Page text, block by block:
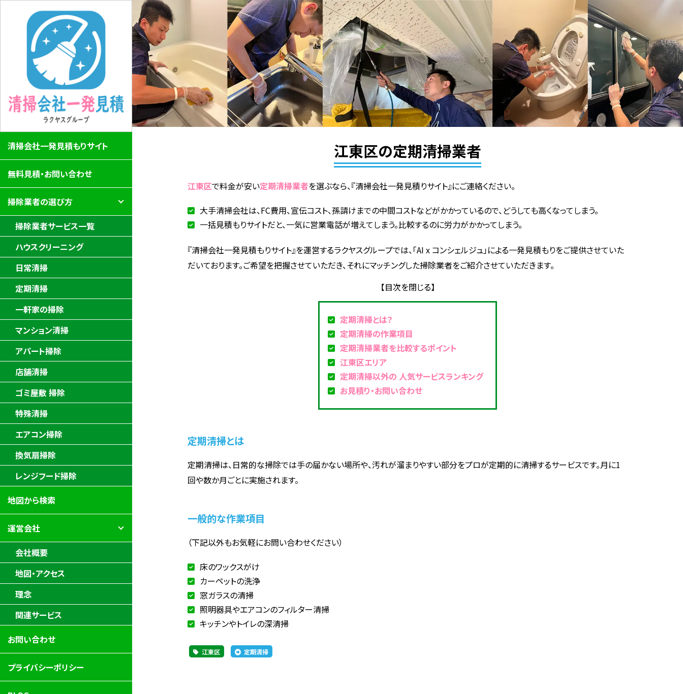
江東区の定期清掃業者
江東区で料金が安い定期清掃業者を選ぶなら、『清掃会社一発見積りサイト』にご連絡ください。
大手清掃会社は、FC費用、宣伝コスト、孫請けまでの中間コストなどがかかっているので、どうしても高くなってしまう。
一括見積もりサイトだと、一気に営業電話が増えてしまう。比較するのに労力がかかってしまう。
『清掃会社一発見積もりサイト』を運営するラクヤスグループでは、「AI x コンシェルジュ」による一発見積もりをご提供させていた
だいております。ご希望を把握させていただき、それにマッチングした掃除業者をご紹介させていただきます。
定期清掃とは？
定期清掃の作業項目
定期清掃業者を比較するポイント
江東区エリア
定期清掃以外の 人気サービスランキング
お見積り・お問い合わせ
定期清掃とは
定期清掃は、日常的な掃除では手の届かない場所や、汚れが溜まりやすい部分をプロが定期的に清掃するサービスです。月に1
回や数か月ごとに実施されます。
一般的な作業項目
（下記以外もお気軽にお問い合わせください）
床のワックスがけ
カーペットの洗浄
窓ガラスの清掃
照明器具やエアコンのフィルター清掃
キッチンやトイレの深清掃
江東区 定期清掃
清掃会社一発見積もりサイト
無料見積・お問い合わせ
掃除業者の選び方
掃除業者サービス一覧
ハウスクリーニング
日常清掃
定期清掃
一軒家の掃除
マンション清掃
アパート掃除
店舗清掃
ゴミ屋敷 掃除
特殊清掃
エアコン掃除
換気扇掃除
レンジフード掃除
地図から検索
運営会社
会社概要
地図・アクセス
理念
関連サービス
お問い合わせ
プライバシーポリシー